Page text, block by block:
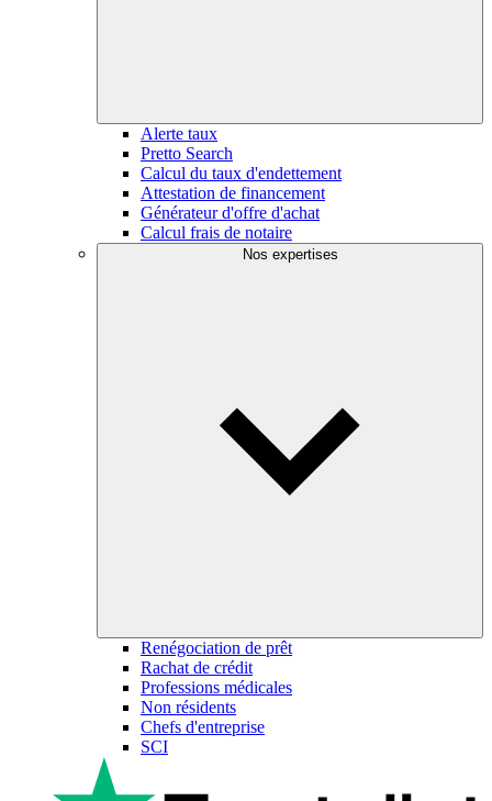
Alerte taux
Pretto Search
Calcul du taux d'endettement
Attestation de financement
Générateur d'offre d'achat
Calcul frais de notaire
Nos expertises
Renégociation de prêt
Rachat de crédit
Professions médicales
Non résidents
Chefs d'entreprise
SCI